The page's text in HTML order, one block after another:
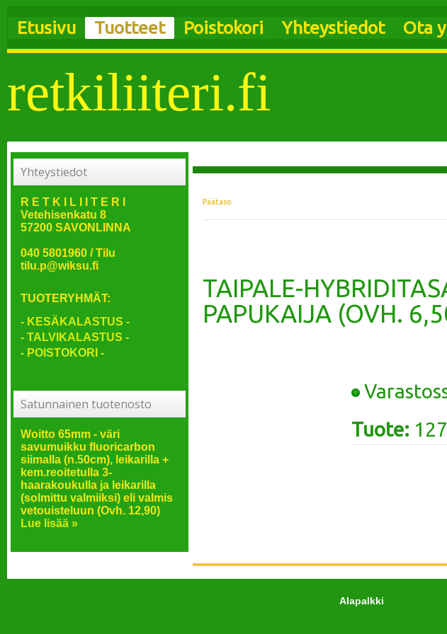
Etusivu Tuotteet Poistokori Yhteystiedot Ota
retkiliiteri.fi
Päätaso
TAIPALE-
PAPUKAIJA (OVH.
Tuote:
Yhteystiedot
R E T K I L I I T E R I
Vetehisenkatu 8
57200 SAVONLINNA
040 5801960 / Tilu
tilu.p@wiksu.fi
TUOTERYHMÄT:
- KESÄKALASTUS -
- TALVIKALASTUS -
- POISTOKORI -
Satunnainen tuotenosto
Woitto 65mm - väri
savumuikku fluoricarbon
siimalla (n.50cm), leikarilla +
kem.reoitetulla 3-
haarakoukulla ja leikarilla
(solmittu valmiiksi) eli valmis
vetouisteluun (Ovh. 12,90)
Lue lisää »
Alapalkki